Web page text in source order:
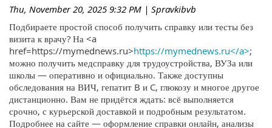
Thu, November 20, 2025 9:32 PM | Spravkibvb
Подбираете простой способ получить справку или тесты без
визита к врачу? На <a
href=https://mymednews.ru>https://mymednews.ru</a>;
можно получить медсправку для трудоустройства, ВУЗа или
школы — оперативно и официально. Также доступны
обследования на ВИЧ, гепатит B и C, глюкозу и многое другое
дистанционно. Вам не придётся ждать: всё выполняется
срочно, с курьерской доставкой и подробным результатом.
Подробнее на сайте — оформление справки онлайн, анализы